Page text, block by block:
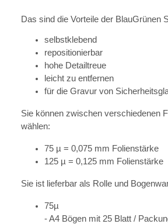
Das sind die Vorteile der BlauGrünen
selbstklebend
repositionierbar
hohe Detailtreue
leicht zu entfernen
für die Gravur von
Sie können zwischen verschiedenen
wählen:
75 µ = 0,075 mm Folienstärke
125 µ = 0,125 mm Folienstärke
Sie ist lieferbar als Rolle und
75µ
- A4 Bögen mit 25 Blatt /